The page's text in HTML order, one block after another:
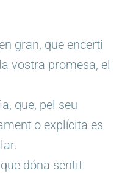
gran, que encerti
vostra promesa, el
que, pel seu
o explícita es
dóna sentit